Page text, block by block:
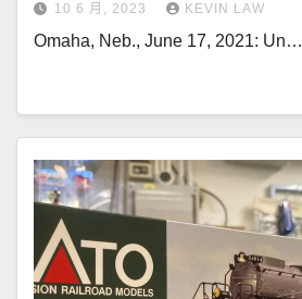
10 6 月, 2023 KEVIN LAW
Omaha, Neb., June 17, 2021: Un…